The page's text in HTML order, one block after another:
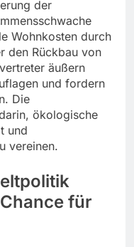
der
Wohnkosten durch
den Rückbau von
äußern
und fordern
Die
ökologische
und
vereinen.
für